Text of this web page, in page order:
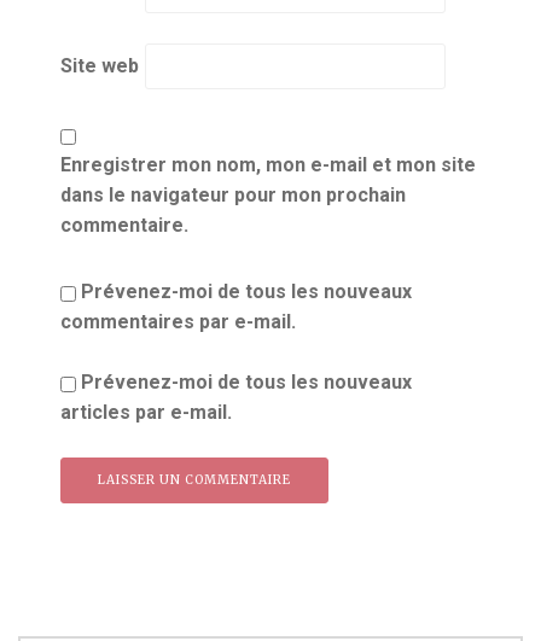
Site web
Enregistrer mon nom, mon e-mail et mon site
dans le navigateur pour mon prochain
commentaire.
Prévenez-moi de tous les nouveaux
commentaires par e-mail.
Prévenez-moi de tous les nouveaux
articles par e-mail.